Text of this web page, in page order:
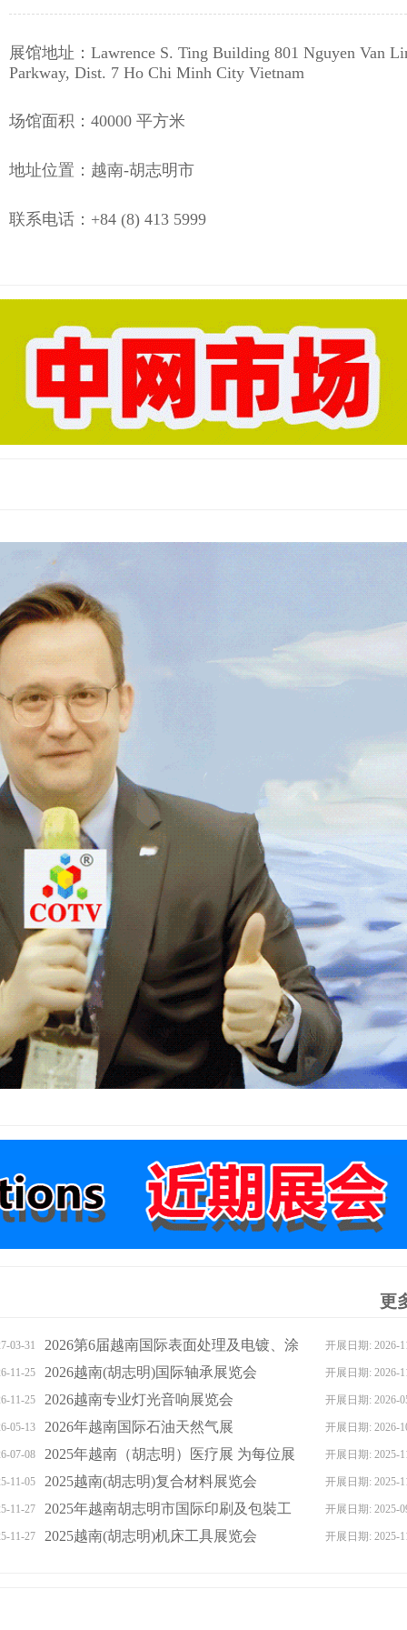
展馆地址：Lawrence S. Ting Building 801 Nguyen Van
Parkway, Dist. 7 Ho Chi Minh City Vietnam
场馆面积：40000 平方米
地址位置：越南-胡志明市
联系电话：+84 (8) 413 5999
更
03-31
2026第6届越南国际表面处理及电镀、涂
料涂装展览会
开展日期: 2026-
11-25 2026越南(胡志明)国际轴承展览会 开展日期: 2026-
11-25 2026越南专业灯光音响展览会 开展日期: 2026-
05-13 2026年越南国际石油天然气展 开展日期: 2026-
07-08
2025年越南（胡志明）医疗展 为每位展
商提供一对一增值服务
开展日期: 2025-
11-05 2025越南(胡志明)复合材料展览会 开展日期: 2025-
11-27
2025年越南胡志明市国际印刷及包裝工
业展
开展日期: 2025-
11-27 2025越南(胡志明)机床工具展览会 开展日期: 2025-